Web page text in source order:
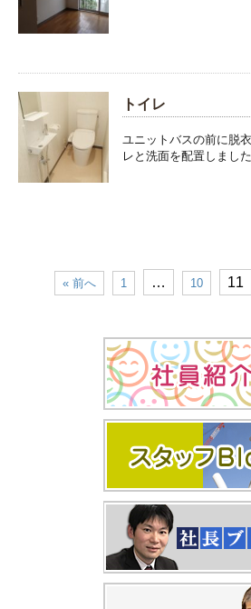
トイレ
ユニットバスの前に脱
レと洗面を配置しました
« 前へ 1 … 10 11